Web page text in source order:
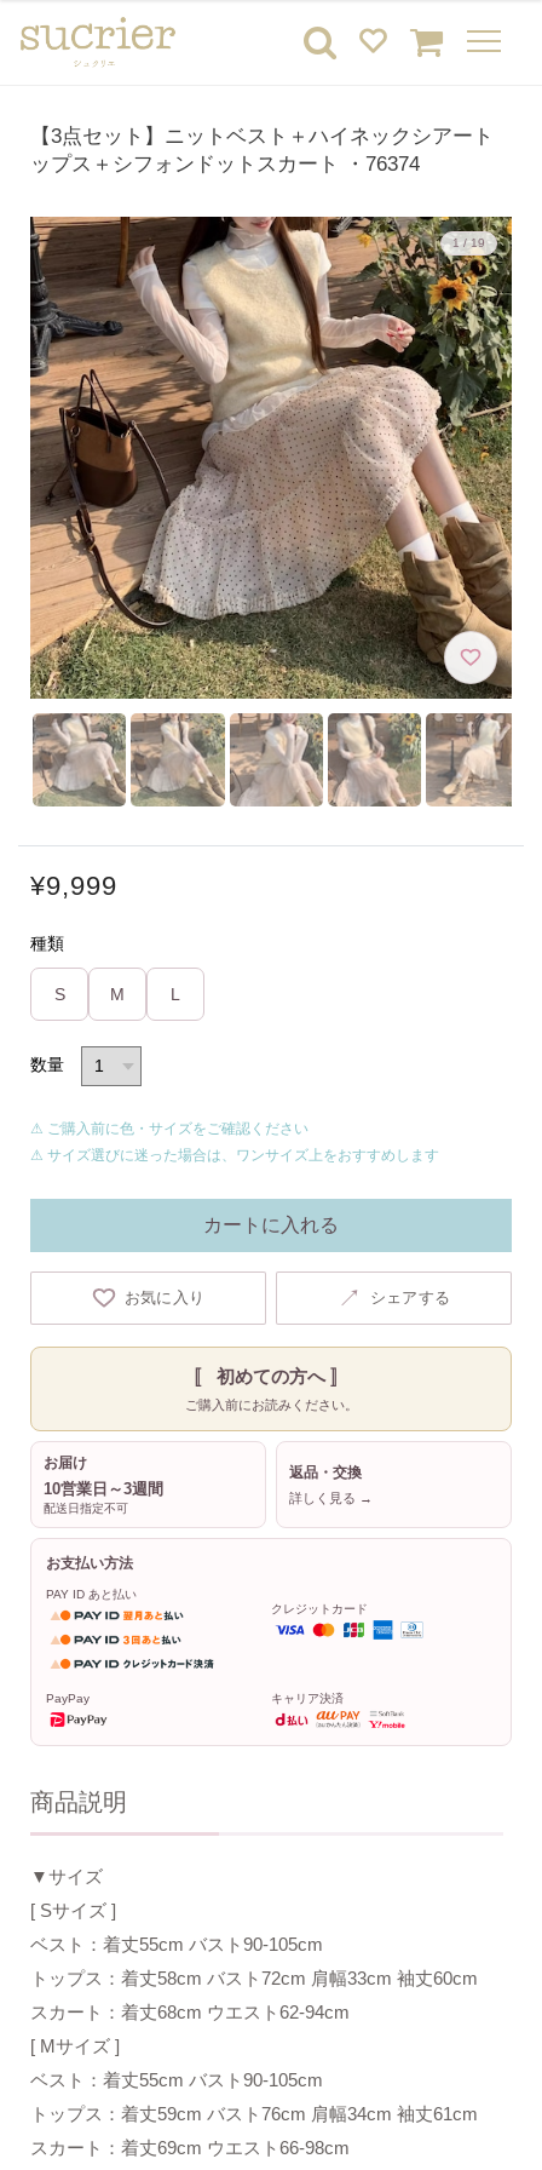
【3点セット】ニットベスト＋ハイネックシアート
ップス＋シフォンドットスカート ・76374
1 / 19
¥9,999
種類
S M
数量
⚠ ご購入前に色・サイズをご確認ください
⚠ サイズ選びに迷った場合は、ワンサイズ上をおすすめします
カートに入れる
お気に入り ↗ シェアする
〚 初めての方へ 〛
ご購入前にお読みください。
お届け
10営業日～3週間
配送日指定不可
返品・交換
詳しく見る →
お支払い方法
PAY ID あと払い
クレジットカード
PayPay キャリア決済
商品説明
▼サイズ
[ Sサイズ ]
ベスト：着丈55cm バスト90-105cm
トップス：着丈58cm バスト72cm 肩幅33cm 袖丈60cm
スカート：着丈68cm ウエスト62-94cm
[ Mサイズ ]
ベスト：着丈55cm バスト90-105cm
トップス：着丈59cm バスト76cm 肩幅34cm 袖丈61cm
スカート：着丈69cm ウエスト66-98cm